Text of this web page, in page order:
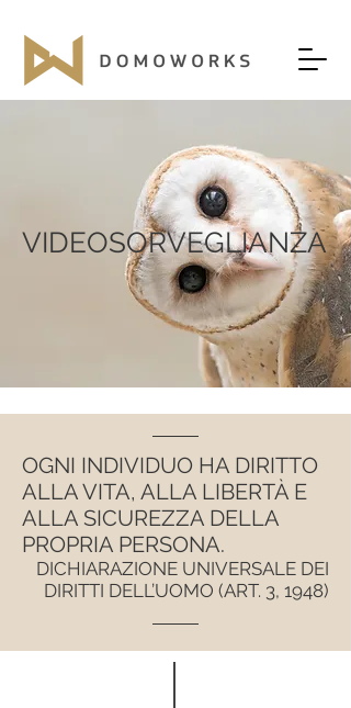
VIDEOSORVEGLIANZA
OGNI INDIVIDUO HA DIRITTO
ALLA VITA, ALLA LIBERTÀ E
ALLA SICUREZZA DELLA
PROPRIA PERSONA.
DICHIARAZIONE UNIVERSALE DEI
DIRITTI DELL’UOMO (ART. 3, 1948)